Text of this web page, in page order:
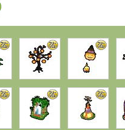
アイコン / ラインナップを開く、閉じる